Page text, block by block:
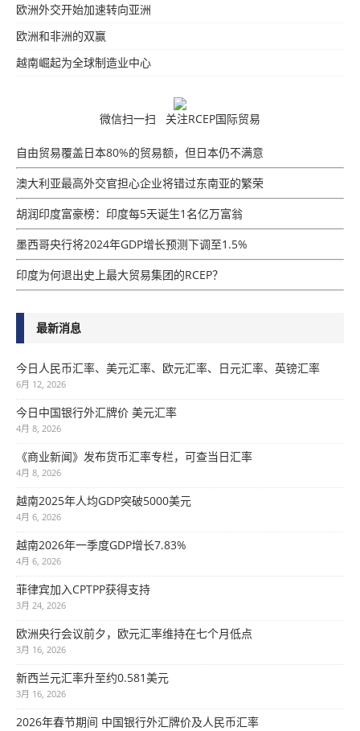
欧洲外交开始加速转向亚洲
欧洲和非洲的双赢
越南崛起为全球制造业中心
微信扫一扫 关注RCEP国际贸易
自由贸易覆盖日本80%的贸易额，但日本仍不满意
澳大利亚最高外交官担心企业将错过东南亚的繁荣
胡润印度富豪榜：印度每5天诞生1名亿万富翁
墨西哥央行将2024年GDP增​​长预测下调至1.5%
印度为何退出史上最大贸易集团的RCEP？
最新消息
今日人民币汇率、美元汇率、欧元汇率、日元汇率、英镑汇率
6月 12, 2026
今日中国银行外汇牌价 美元汇率
4月 8, 2026
《商业新闻》发布货币汇率专栏，可查当日汇率
4月 8, 2026
越南2025年人均GDP突破5000美元
4月 6, 2026
越南2026年一季度GDP增长7.83%
4月 6, 2026
菲律宾加入CPTPP获得支持
3月 24, 2026
欧洲央行会议前夕，欧元汇率维持在七个月低点
3月 16, 2026
新西兰元汇率升至约0.581美元
3月 16, 2026
2026年春节期间 中国银行外汇牌价及人民币汇率